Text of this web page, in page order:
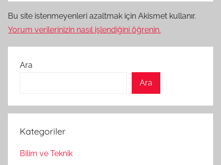
Bu site istenmeyenleri azaltmak için Akismet kullanır.
Yorum verilerinizin nasıl işlendiğini öğrenin.
Ara
Ara
Kategoriler
Bilim ve Teknik